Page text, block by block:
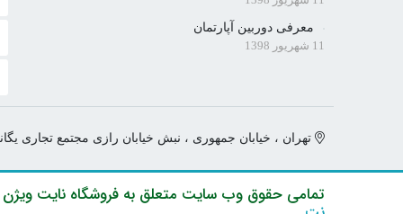
معرفی دوربین آپارتمان
11 شهریور 1398
تهران ، خیابان جمهوری ، نبش خیابان رازی مجتمع تجاری یگانه
تمامی حقوق وب سایت متعلق به فروشگاه نایت